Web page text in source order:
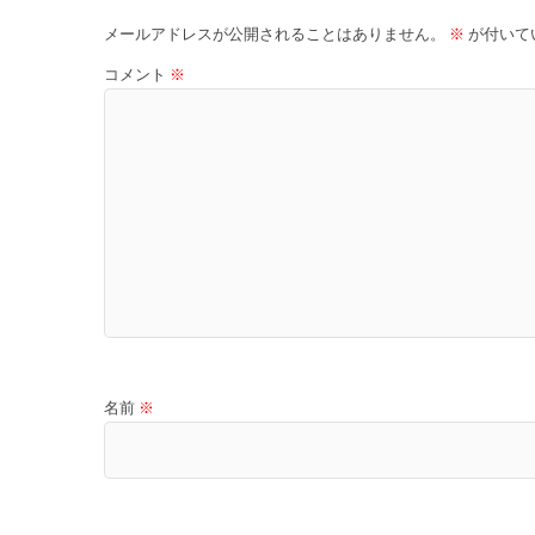
メールアドレスが公開されることはありません。 ※ が付いて
コメント ※
名前 ※